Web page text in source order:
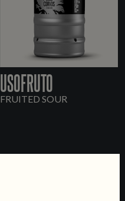
USOFRUTO
FRUITED SOUR